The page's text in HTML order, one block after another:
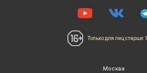
Только для лиц старше
Москва